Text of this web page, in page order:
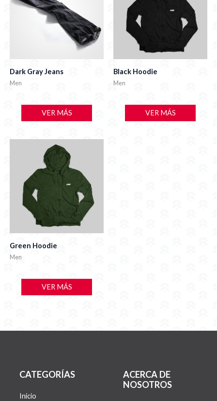
Dark Gray Jeans
Men
VER MÁS
Black Hoodie
Men
VER MÁS
Green Hoodie
Men
VER MÁS
CATEGORÍAS
Inicio
ACERCA DE
NOSOTROS